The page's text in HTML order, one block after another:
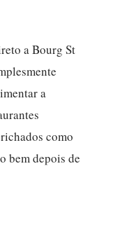
a Bourg St
a
como
bem depois de